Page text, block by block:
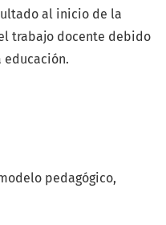
pedagógico,
al inicio de la
trabajo docente debido
educación.